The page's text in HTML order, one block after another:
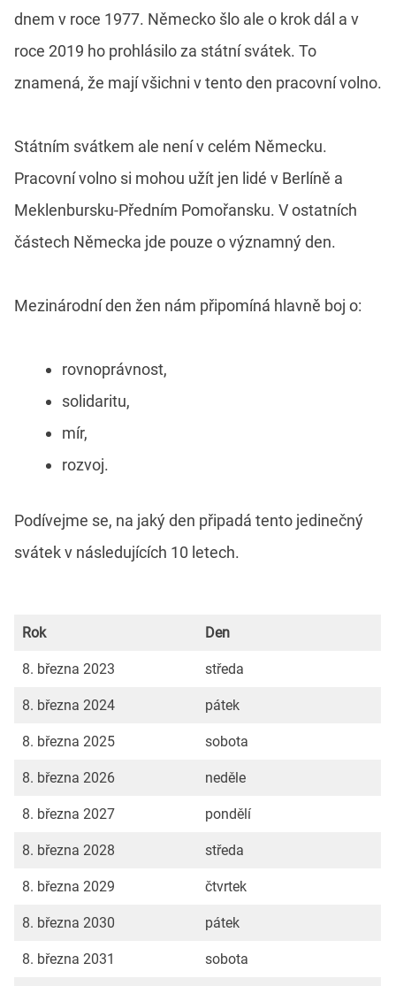
dnem v roce 1977. Německo šlo ale o krok dál a v
roce 2019 ho prohlásilo za státní svátek. To
znamená, že mají všichni v tento den pracovní volno.
Státním svátkem ale není v celém Německu.
Pracovní volno si mohou užít jen lidé v Berlíně a
Meklenbursku-Předním Pomořansku. V ostatních
částech Německa jde pouze o významný den.
Mezinárodní den žen nám připomíná hlavně boj o:
rovnoprávnost,
solidaritu,
mír,
rozvoj.
Podívejme se, na jaký den připadá tento jedinečný
svátek v následujících 10 letech.
Rok Den
8. března 2023 středa
8. března 2024 pátek
8. března 2025 sobota
8. března 2026 neděle
8. března 2027 pondělí
8. března 2028 středa
8. března 2029 čtvrtek
8. března 2030 pátek
8. března 2031 sobota